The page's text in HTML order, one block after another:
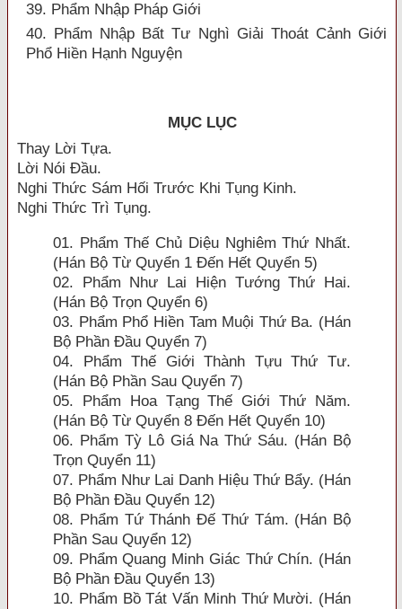
39. Phẩm Nhập Pháp Giới
40. Phẩm Nhập Bất Tư Nghì Giải Thoát Cảnh Giới
Phổ Hiền Hạnh Nguyện
MỤC LỤC
Thay Lời Tựa.
Lời Nói Ðầu.
Nghi Thức Sám Hối Trước Khi Tụng Kinh.
Nghi Thức Trì Tụng.
01. Phẩm Thế Chủ Diệu Nghiêm Thứ Nhất.
(Hán Bộ Từ Quyển 1 Ðến Hết Quyển 5)
02. Phẩm Như Lai Hiện Tướng Thứ Hai.
(Hán Bộ Trọn Quyển 6)
03. Phẩm Phổ Hiền Tam Muội Thứ Ba. (Hán
Bộ Phần Ðầu Quyển 7)
04. Phẩm Thế Giới Thành Tựu Thứ Tư.
(Hán Bộ Phần Sau Quyển 7)
05. Phẩm Hoa Tạng Thế Giới Thứ Năm.
(Hán Bộ Từ Quyển 8 Ðến Hết Quyển 10)
06. Phẩm Tỳ Lô Giá Na Thứ Sáu. (Hán Bộ
Trọn Quyển 11)
07. Phẩm Như Lai Danh Hiệu Thứ Bẩy. (Hán
Bộ Phần Ðầu Quyển 12)
08. Phẩm Tứ Thánh Ðế Thứ Tám. (Hán Bộ
Phần Sau Quyển 12)
09. Phẩm Quang Minh Giác Thứ Chín. (Hán
Bộ Phần Ðầu Quyển 13)
10. Phẩm Bồ Tát Vấn Minh Thứ Mười. (Hán